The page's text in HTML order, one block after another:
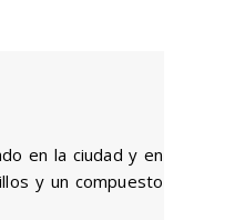
en la ciudad y en
y un compuesto